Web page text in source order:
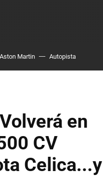
Aston Martin Autopista
en
CV
Celica...y